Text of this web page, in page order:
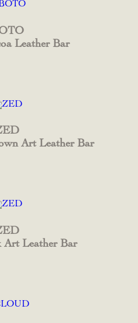
Leather Bar
Art Leather Bar
Art Leather Bar